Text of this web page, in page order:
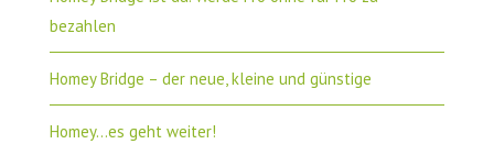
bezahlen
Homey Bridge – der neue, kleine und günstige
Homey…es geht weiter!